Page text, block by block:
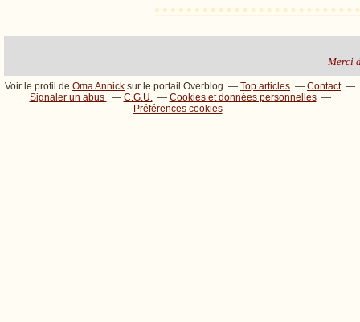
Merci
Voir le profil de Oma Annick sur le portail Overblog Top articles
Contact
Signaler un abus
C.G.U.
Cookies et données personnelles
Préférences cookies